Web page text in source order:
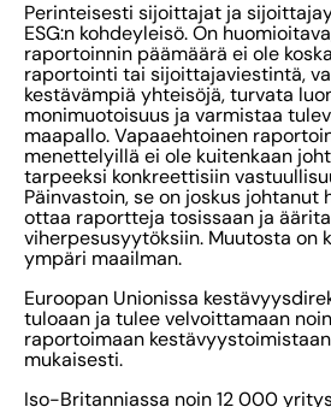
Perinteisesti sijoittajat ja
ESG:n kohdeyleisö. On
raportoinnin päämäärä ei ole
raportointi tai sijoittajaviestintä,
kestävämpiä yhteisöjä, turvata
monimuotoisuus ja varmistaa
maapallo. Vapaaehtoinen
menettelyillä ei ole kuitenkaan
tarpeeksi konkreettisiin
Päinvastoin, se on joskus johtanut
ottaa raportteja tosissaan ja
viherpesusyytöksiin. Muutosta on
ympäri maailman.
Euroopan Unionissa
tuloaan ja tulee velvoittamaan
raportoimaan
mukaisesti.
Iso-Britanniassa noin 12 000